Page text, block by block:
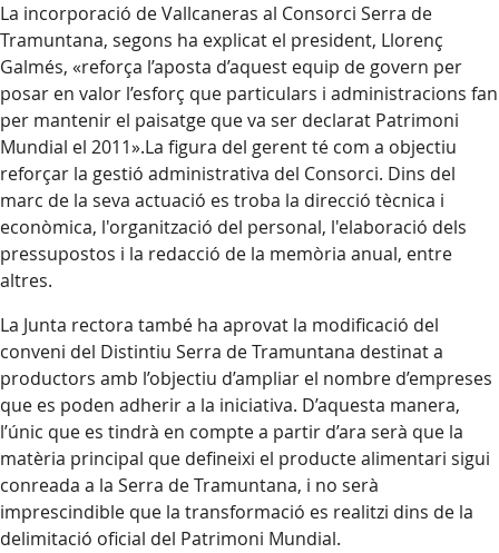
La incorporació de Vallcaneras al Consorci Serra de
Tramuntana, segons ha explicat el president, Llorenç
Galmés, «reforça l’aposta d’aquest equip de govern per
posar en valor l’esforç que particulars i administracions fan
per mantenir el paisatge que va ser declarat Patrimoni
Mundial el 2011».La figura del gerent té com a objectiu
reforçar la gestió administrativa del Consorci. Dins del
marc de la seva actuació es troba la direcció tècnica i
econòmica, l'organització del personal, l'elaboració dels
pressupostos i la redacció de la memòria anual, entre
altres.
La Junta rectora també ha aprovat la modificació del
conveni del Distintiu Serra de Tramuntana destinat a
productors amb l’objectiu d’ampliar el nombre d’empreses
que es poden adherir a la iniciativa. D’aquesta manera,
l’únic que es tindrà en compte a partir d’ara serà que la
matèria principal que defineixi el producte alimentari sigui
conreada a la Serra de Tramuntana, i no serà
imprescindible que la transformació es realitzi dins de la
delimitació oficial del Patrimoni Mundial.